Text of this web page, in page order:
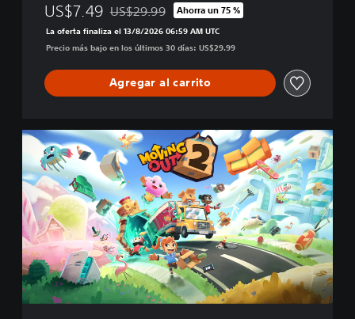
US$7.49 Rebajado del precio original de US$29.99
US$29.99 Ahorra un 75 %
La oferta finaliza el 13/8/2026 06:59 AM UTC
Precio más bajo en los últimos 30 días: US$29.99
Agregar al carrito
M
o
v
i
n
g
O
u
t
2